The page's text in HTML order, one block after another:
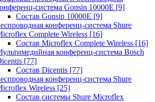
система Gonsin 10000E [9]
Состав Gonsin 10000E [9]
конференц-система Shure
Complete Wireless [16]
Состав Microflex Complete Wireless [16]
конференц-система Bosch
[77]
Состав Dicentis [77]
конференц-система Shure
Wireless [25]
Состав системы Shure Microflex